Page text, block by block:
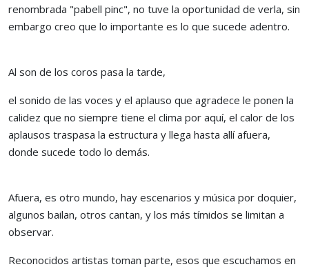
renombrada "pabell pinc", no tuve la oportunidad de verla, sin
embargo creo que lo importante es lo que sucede adentro.
Al son de los coros pasa la tarde,
el sonido de las voces y el aplauso que agradece le ponen la
calidez que no siempre tiene el clima por aquí, el calor de los
aplausos traspasa la estructura y llega hasta allí afuera,
donde sucede todo lo demás.
Afuera, es otro mundo, hay escenarios y música por doquier,
algunos bailan, otros cantan, y los más tímidos se limitan a
observar.
Reconocidos artistas toman parte, esos que escuchamos en